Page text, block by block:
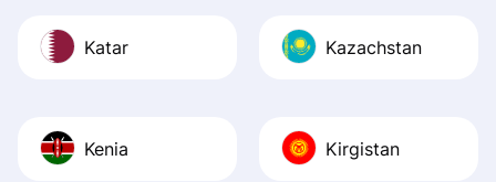
Katar Kazachstan
Kenia Kirgistan